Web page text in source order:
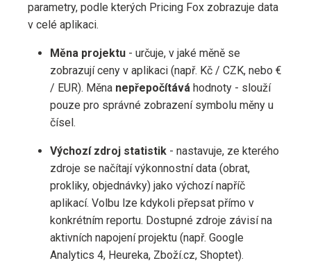
parametry, podle kterých Pricing Fox zobrazuje data
v celé aplikaci.
Měna projektu - určuje, v jaké měně se
zobrazují ceny v aplikaci (např. Kč / CZK, nebo €
/ EUR). Měna nepřepočítává hodnoty - slouží
pouze pro správné zobrazení symbolu měny u
čísel.
Výchozí zdroj statistik - nastavuje, ze kterého
zdroje se načítají výkonnostní data (obrat,
prokliky, objednávky) jako výchozí napříč
aplikací. Volbu lze kdykoli přepsat přímo v
konkrétním reportu. Dostupné zdroje závisí na
aktivních napojení projektu (např. Google
Analytics 4, Heureka, Zboží.cz, Shoptet).